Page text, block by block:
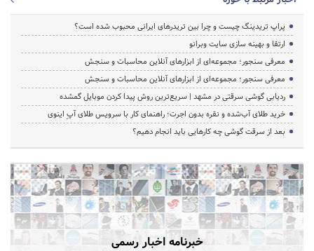
پراپ تریدینگ چیست و چرا بین تریدرهای ایرانی محبوب شده است؟
ارتقا و بهینه سازی سایت وبرانو
معرفی سنجور؛ مجموعه‌ای از ابزارهای آنلاین محاسبات و سنجش
معرفی سنجور؛ مجموعه‌ای از ابزارهای آنلاین محاسبات و سنجش
ردیابی گوشی سرقتی در مشهد | سریع‌ترین روش پیدا کردن موبایل گمشده
خرید طلای آب‌شده و نقره بدون اجرت؛ راهنمای کار با سرویس طلای آپِ اینوی
بعد از سرقت گوشی چه کارهایی باید انجام دهیم؟
خبرنامه اخبار رسمی